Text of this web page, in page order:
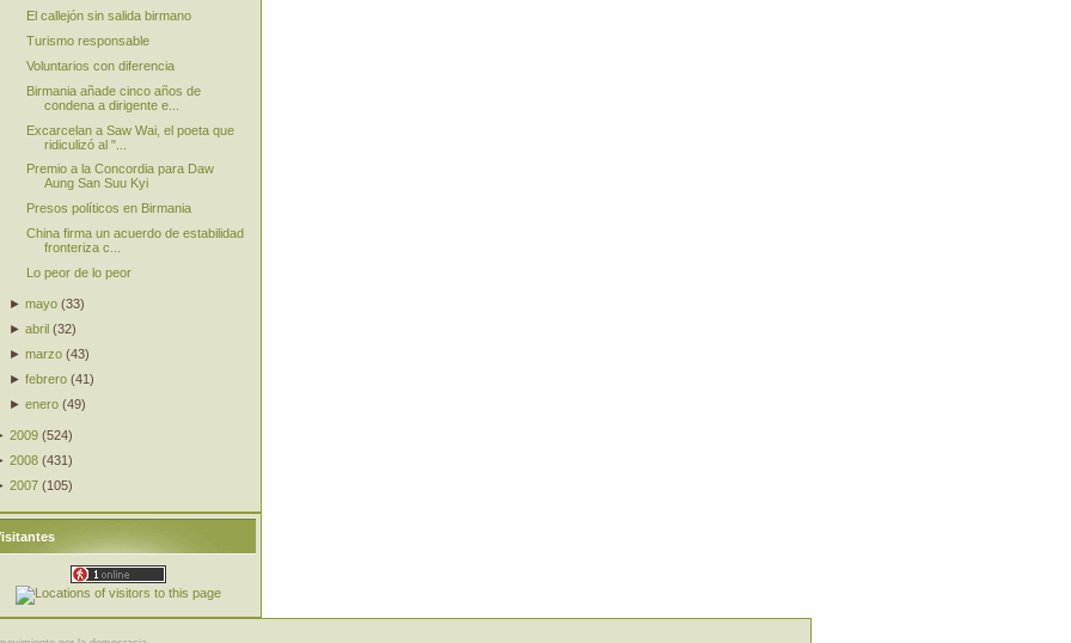
El callejón sin salida birmano
Turismo responsable
Voluntarios con diferencia
Birmania añade cinco años de
condena a dirigente e...
Excarcelan a Saw Wai, el poeta que
ridiculizó al "...
Premio a la Concordia para Daw
Aung San Suu Kyi
Presos políticos en Birmania
China firma un acuerdo de estabilidad
fronteriza c...
Lo peor de lo peor
►mayo (33)
►abril (32)
►marzo (43)
►febrero (41)
►enero (49)
2009 (524)
2008 (431)
2007 (105)